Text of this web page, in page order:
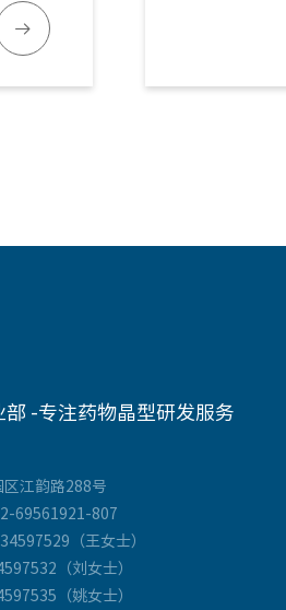

部 -专注药物晶型研发服务
区江韵路288号
69561921-807
（王女士）
（刘女士）
（姚女士）